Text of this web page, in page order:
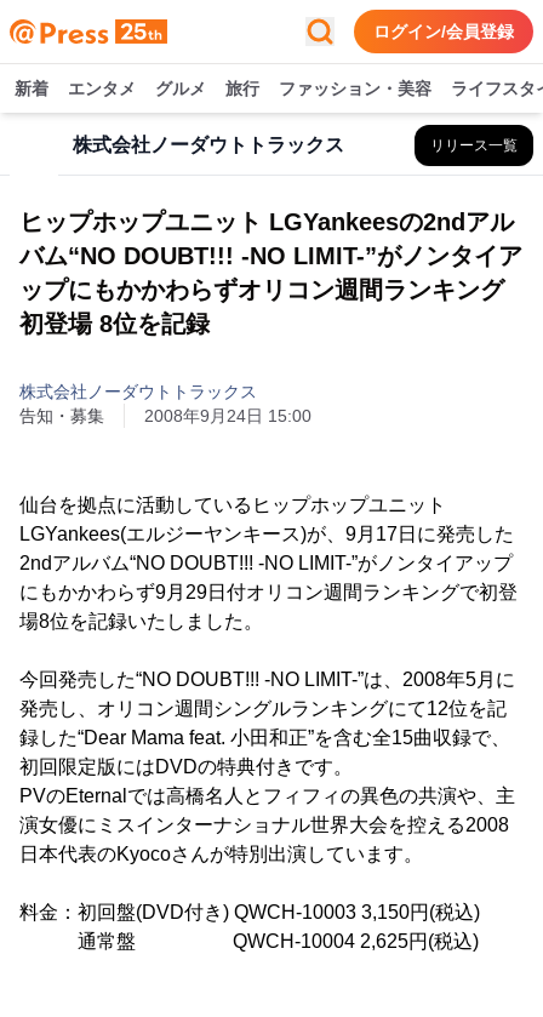
ログイン/会員登録
新着 エンタメ グルメ 旅行 ファッション・美容 ライフスタ
株式会社ノーダウトトラックス リリース一覧
ヒップホップユニット LGYankeesの2ndアル
バム“NO DOUBT!!! -NO LIMIT-”がノンタイア
ップにもかかわらずオリコン週間ランキング
初登場 8位を記録
株式会社ノーダウトトラックス
告知・募集
2008年9月24日 15:00
仙台を拠点に活動しているヒップホップユニット
LGYankees(エルジーヤンキース)が、9月17日に発売した
2ndアルバム“NO DOUBT!!! -NO LIMIT-”がノンタイアップ
にもかかわらず9月29日付オリコン週間ランキングで初登
場8位を記録いたしました。
今回発売した“NO DOUBT!!! -NO LIMIT-”は、2008年5月に
発売し、オリコン週間シングルランキングにて12位を記
録した“Dear Mama feat. 小田和正”を含む全15曲収録で、
初回限定版にはDVDの特典付きです。
PVのEternalでは高橋名人とフィフィの異色の共演や、主
演女優にミスインターナショナル世界大会を控える2008
日本代表のKyocoさんが特別出演しています。
料金：初回盤(DVD付き) QWCH-10003 3,150円(税込)
通常盤 QWCH-10004 2,625円(税込)